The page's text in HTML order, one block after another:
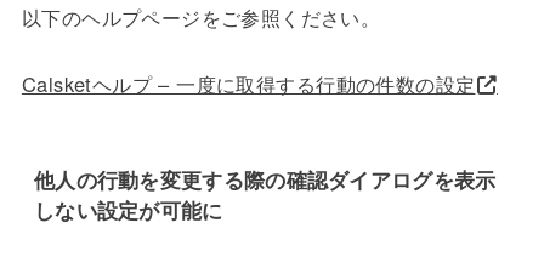
以下のヘルプページをご参照ください。
Calsketヘルプ – 一度に取得する行動の件数の設定
他人の行動を変更する際の確認ダイアログを表示
しない設定が可能に